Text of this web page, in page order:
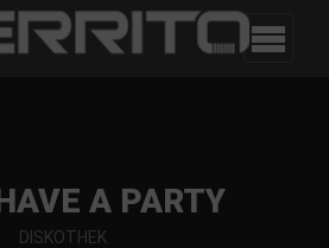
A PARTY
DISKOTHEK